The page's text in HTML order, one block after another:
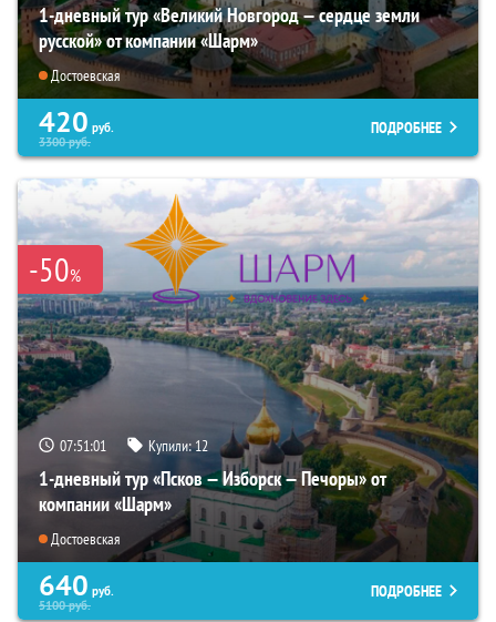
1-дневный тур «Великий Новгород — сердце земли
русской» от компании «Шарм»
Достоевская
420 руб.
3300руб.
ПОДРОБНЕЕ
-50%
07:51:00 Купили:12
1-дневный тур «Псков — Изборск — Печоры» от
компании «Шарм»
Достоевская
640 руб.
5100руб.
ПОДРОБНЕЕ